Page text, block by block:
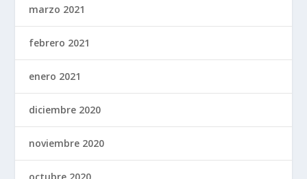
marzo 2021
febrero 2021
enero 2021
diciembre 2020
noviembre 2020